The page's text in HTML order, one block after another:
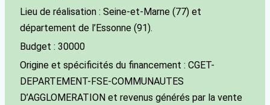
Lieu de réalisation : Seine-et-Marne (77) et
département de l’Essonne (91).
Budget : 30000
Origine et spécificités du financement : CGET-
DEPARTEMENT-FSE-COMMUNAUTES
D’AGGLOMERATION et revenus générés par la vente